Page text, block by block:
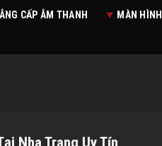
CẤP ÂM THANH MÀN
Nha Trang Uy Tín